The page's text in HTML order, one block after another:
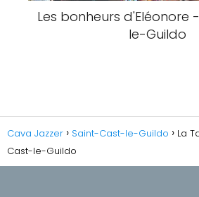
Les bonheurs d'Eléonore
le-Guildo
Cava Jazzer Saint-Cast-le-Guildo
La
Cast-le-Guildo